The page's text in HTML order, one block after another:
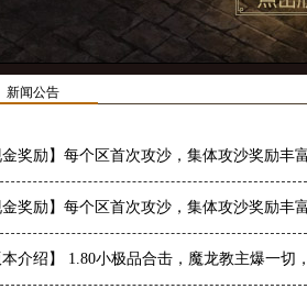
新闻公告
金奖励】每个区首次攻沙，集体攻沙奖励丰富
金奖励】每个区首次攻沙，集体攻沙奖励丰富
本介绍】 1.80小极品合击，魔龙教主爆一切